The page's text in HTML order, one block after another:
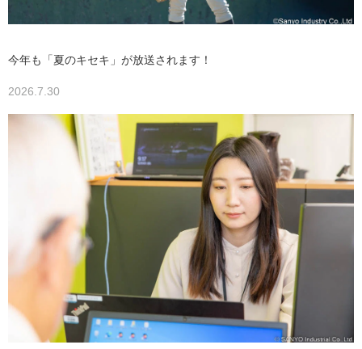
今年も「夏のキセキ」が放送されます！
2026.7.30